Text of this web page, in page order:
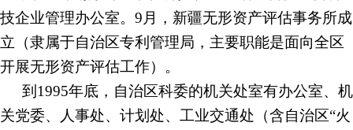
技企业管理办公室。9月，新疆无形资产评估事务所成
立（隶属于自治区专利管理局，主要职能是面向全区
开展无形资产评估工作）。
到 1995年底，自治区科委的机关处室有办公室、机
关党委、人事处、计划处、工业交通处（含自治区“火